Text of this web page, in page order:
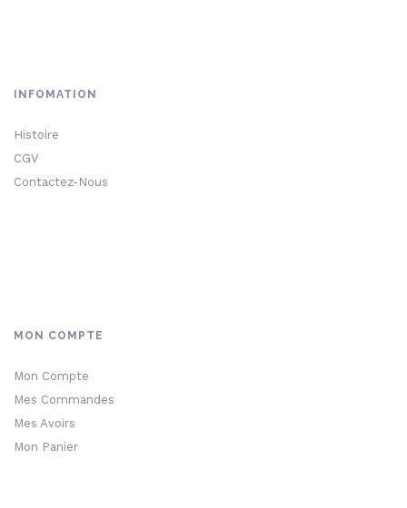
INFOMATION
Histoire
CGV
Contactez-Nous
MON COMPTE
Mon Compte
Mes Commandes
Mes Avoirs
Mon Panier